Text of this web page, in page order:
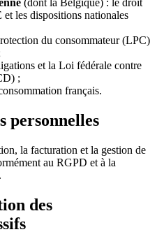
(dont la Belgique) : le droit
les dispositions nationales
du consommateur (LPC)
et la Loi fédérale contre
;
français.
personnelles
la facturation et la gestion de
au RGPD et à la
des